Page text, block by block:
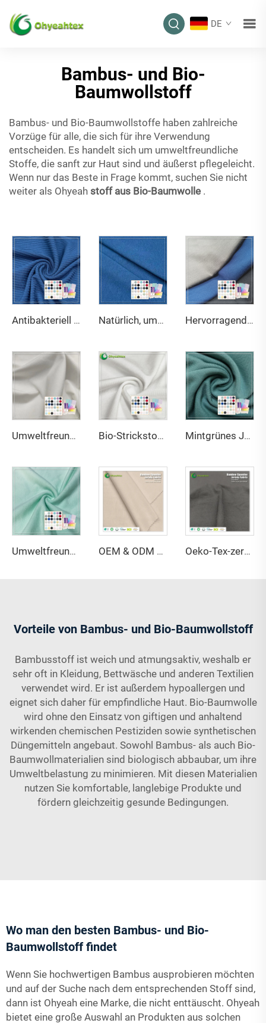
DE
Bambus- und Bio-
Baumwollstoff
Bambus- und Bio-Baumwollstoffe haben zahlreiche
Vorzüge für alle, die sich für ihre Verwendung
entscheiden. Es handelt sich um umweltfreundliche
Stoffe, die sanft zur Haut sind und äußerst pflegeleicht.
Wenn nur das Beste in Frage kommt, suchen Sie nicht
weiter als Ohyeah stoff aus Bio-Baumwolle .
Antibakteriell und geruchshemmend 200g/m² 95% Bambus 5% Elasthan 3*3 Rippenstrickstoff geeignet für Figur formende Unterwäsche Natürlich, umweltfreundlich, antibakteriell und geruchshemmendes 290gsm-Jerseygewebe mit 63% Bambus, 27% Bio-Baumwolle und 10% Spandex, geeignet für hochwertige Sport- und Trainingsbekleidung Hervorragende Luftdurchlässigkeit, feuchtigkeitsableitende Wirkung, antibakteriell, feuchtigkeitsabsorbierend, dehnbar, umweltfreundliches Bambusgewebe für Stoffe
Umweltfreundliches Bambus-Sorona-Seacell-Spandex-Jersey-Gewebe, antibakteriell, feuchtigkeitsabsorbierend, atmungsaktiv, für Bekleidung Bio-Strickstoff mit Stretch und hervorragender Textur, 45 % Bambus, 20 % Seacell, 29 % Sorona, 6 % Spandex, umweltfreundliches Gewebe 2023 für Aktivbekleidung und T-Shirts Mintgrünes Jersey-Gewebe aus 220GSM Bambus, Bio-Baumwolle und Spandex mit antibakteriellen und umweltfreundlichen Eigenschaften für Bekleidung und Sportswear
Umweltfreundliches Fleece-Gewebe aus 67 % Bambus, 28 % Hanf und 5 % Spandex, atmungsaktiv, antibakteriell und feuchtigkeitsabsorbierend für Dessous und Sportbekleidung OEM & ODM umweltfreundlicher Jersey-Stoff aus 100 % Bambusfaser, antibakteriell, feuchtigkeitsabsorbierend, atmungsaktiv – mit Eigenschaften für Bekleidung und Mode Oeko-Tex-zertifizierter Single-Jersey-Stoff aus 69 % Bambus und 31 % Sorona – antibakteriell, leicht für Damen- und Kinderbekleidung
Vorteile von Bambus- und Bio-Baumwollstoff
Bambusstoff ist weich und atmungsaktiv, weshalb er
sehr oft in Kleidung, Bettwäsche und anderen Textilien
verwendet wird. Er ist außerdem hypoallergen und
eignet sich daher für empfindliche Haut. Bio-Baumwolle
wird ohne den Einsatz von giftigen und anhaltend
wirkenden chemischen Pestiziden sowie synthetischen
Düngemitteln angebaut. Sowohl Bambus- als auch Bio-
Baumwollmaterialien sind biologisch abbaubar, um ihre
Umweltbelastung zu minimieren. Mit diesen Materialien
nutzen Sie komfortable, langlebige Produkte und
fördern gleichzeitig gesunde Bedingungen.
Wo man den besten Bambus- und Bio-
Baumwollstoff findet
Wenn Sie hochwertigen Bambus ausprobieren möchten
und auf der Suche nach dem entsprechenden Stoff sind,
dann ist Ohyeah eine Marke, die nicht enttäuscht. Ohyeah
bietet eine große Auswahl an Produkten aus solchen